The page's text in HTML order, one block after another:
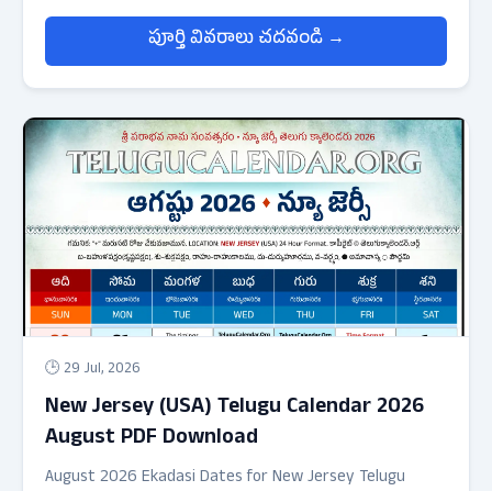
స్పష్టంగా అందించబడ్డాయి. మీ ప్రాంతం ఆధారంగా
ఖచ్చితమైన పండుగలు మరియు ముహూర్తాలను క్రింది
జాబితా నుండి ఎంచుకోండి.
పూర్తి వివరాలు చదవండి →
🕒 29 Jul, 2026
New Jersey (USA) Telugu Calendar 2026
August PDF Download
August 2026 Ekadasi Dates for New Jersey Telugu